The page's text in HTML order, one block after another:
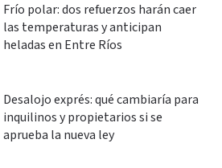
Frío polar: dos refuerzos harán caer
las temperaturas y anticipan
heladas en Entre Ríos
Desalojo exprés: qué cambiaría para
inquilinos y propietarios si se
aprueba la nueva ley